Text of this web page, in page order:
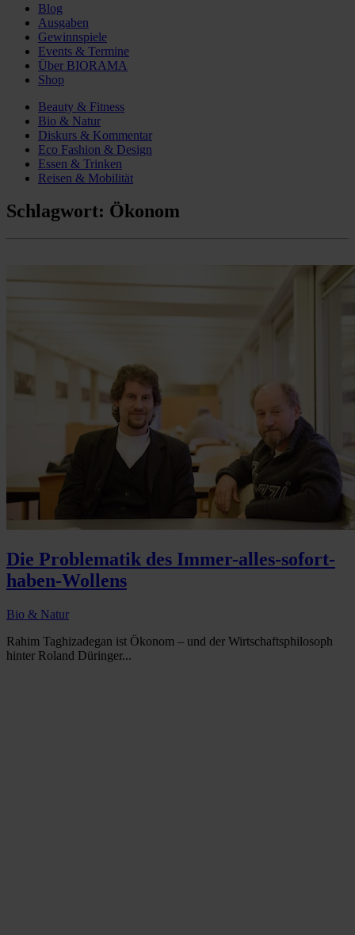
Blog
Ausgaben
Gewinnspiele
Events & Termine
Über BIORAMA
Shop
Beauty & Fitness
Bio & Natur
Diskurs & Kommentar
Eco Fashion & Design
Essen & Trinken
Reisen & Mobilität
Schlagwort: Ökonom
Die Problematik des Immer-alles-sofort-
haben-Wollens
Bio & Natur
Rahim Taghizadegan ist Ökonom – und der Wirtschaftsphilosoph
hinter Roland Düringer...